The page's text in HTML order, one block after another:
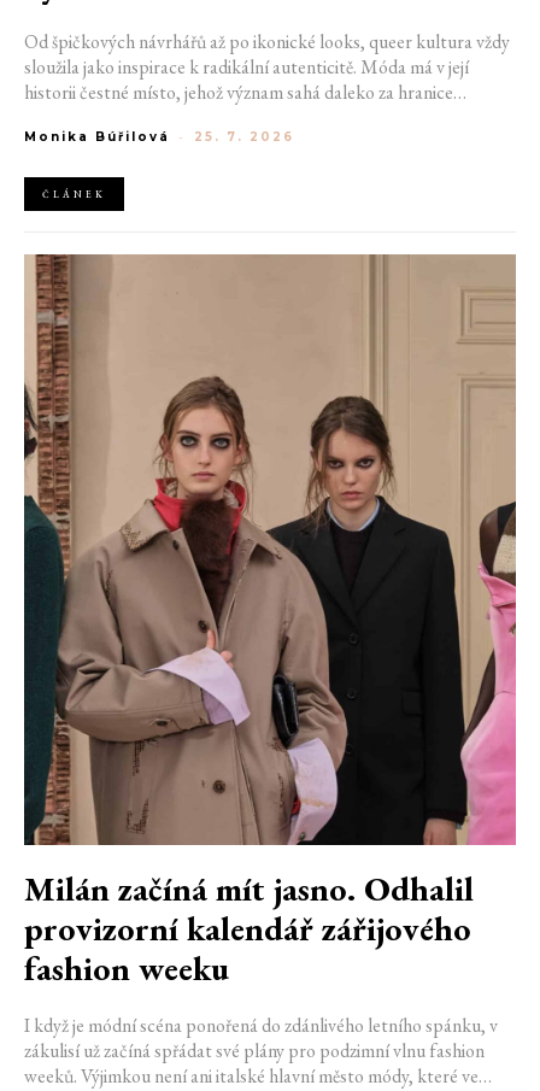
Od špičkových návrhářů až po ikonické looks, queer kultura vždy
sloužila jako inspirace k radikální autenticitě. Móda má v její
historii čestné místo, jehož význam sahá daleko za hranice
postihům a nebezpečí, fungovalo právě oblečení jako tichý jazyk.
druhého a díky velkolepé ballroom scéně měli i lidé na okraji
společnosti prostor zářit na molech. Jak se queer kultura
Monika Búřilová - 25. 7. 2026
ČLÁNEK
Milán začíná mít jasno. Odhalil
provizorní kalendář zářijového
fashion weeku
I když je módní scéna ponořená do zdánlivého letního spánku, v
zákulisí už začíná spřádat své plány pro podzimní vlnu fashion
weeků. Výjimkou není ani italské hlavní město módy, které ve